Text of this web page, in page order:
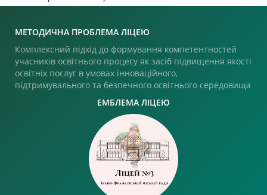
МЕТОДИЧНА ПРОБЛЕМА ЛІЦЕЮ
Комплексний підхід до формування компетентностей
учасників освітнього процесу як засіб підвищення якості
освітніх послуг в умовах інноваційного,
підтримувального та безпечного освітнього середовища
ЕМБЛЕМА ЛІЦЕЮ